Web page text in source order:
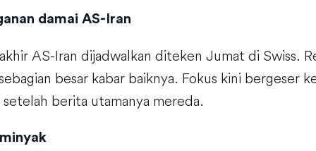
damai AS-Iran
AS-Iran dijadwalkan diteken Jumat di Swiss.
besar kabar baiknya. Fokus kini bergeser
berita utamanya mereda.